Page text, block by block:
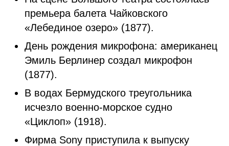
премьера балета Чайковского
«Лебединое озеро» (1877).
День рождения микрофона: американец
Эмиль Берлинер создал микрофон
(1877).
В водах Бермудского треугольника
исчезло военно-морское судно
«Циклоп» (1918).
Фирма Sony приступила к выпуску